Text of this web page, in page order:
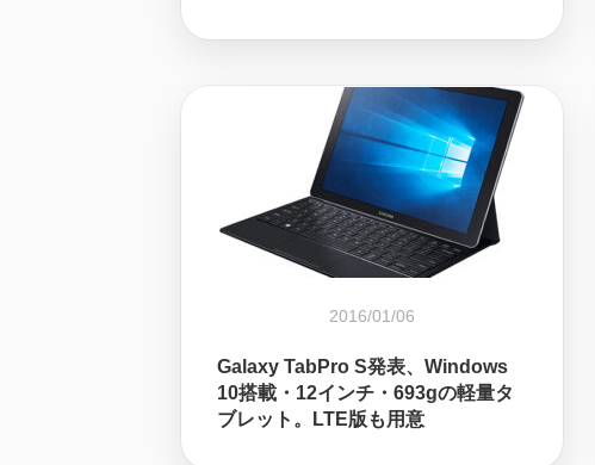
2016/01/06
Galaxy TabPro S発表、Windows
10搭載・12インチ・693gの軽量タ
ブレット。LTE版も用意